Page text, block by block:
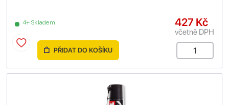
4+ Skladem 427 Kč
včetně DPH
PŘIDAT DO KOŠÍKU